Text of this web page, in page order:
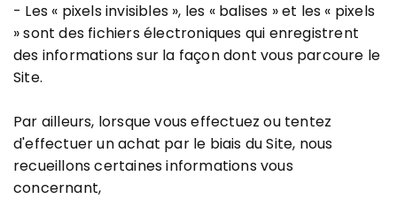
- Les « pixels invisibles », les « balises » et les « pixels
» sont des fichiers électroniques qui enregistrent
des informations sur la façon dont vous parcoure le
Site.
Par ailleurs, lorsque vous effectuez ou tentez
d'effectuer un achat par le biais du Site, nous
recueillons certaines informations vous
concernant,